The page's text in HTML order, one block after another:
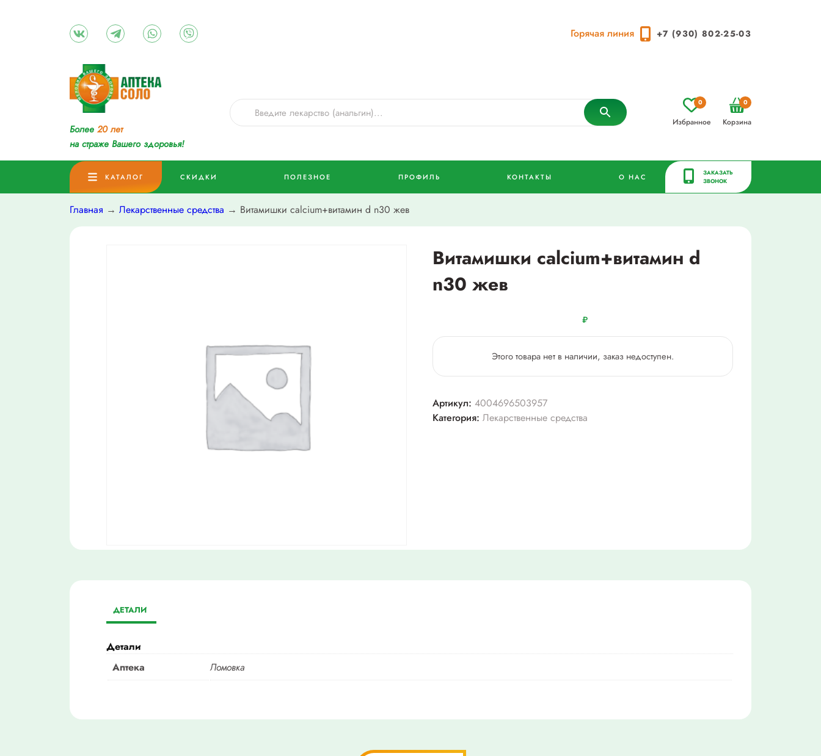
Горячая линия +7 (930) 802-25-03
Более 20 лет
на страже Вашего здоровья!
Избранное
0
Корзина
0
КАТАЛОГ СКИДКИ ПОЛЕЗНОЕ ПРОФИЛЬ КОНТАКТЫ О НАС
ЗАКАЗАТЬ
ЗВОНОК
Главная → Лекарственные средства → Витамишки calcium+витамин d n30 жев
Витамишки calcium+витамин d
n30 жев
₽
Этого товара нет в наличии, заказ недоступен.
Артикул: 4004696503957
Категория: Лекарственные средства
ДЕТАЛИ
Детали
Аптека
Ломовка